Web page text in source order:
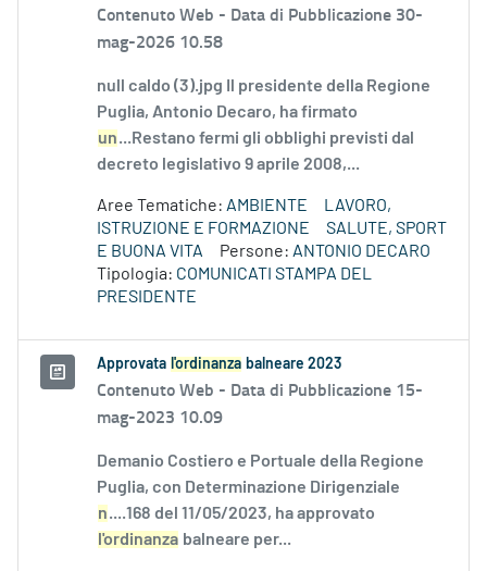
Contenuto Web - Data di Pubblicazione 30-
mag-2026 10.58
null caldo (3).jpg Il presidente della Regione
Puglia, Antonio Decaro, ha firmato
un...Restano fermi gli obblighi previsti dal
decreto legislativo 9 aprile 2008,...
Aree Tematiche: AMBIENTE
LAVORO,
ISTRUZIONE E FORMAZIONE
SALUTE, SPORT
E BUONA VITA
Persone: ANTONIO DECARO
Tipologia: COMUNICATI STAMPA DEL
PRESIDENTE
Approvata l'ordinanza balneare 2023
Contenuto Web - Data di Pubblicazione 15-
mag-2023 10.09
Demanio Costiero e Portuale della Regione
Puglia, con Determinazione Dirigenziale
n....168 del 11/05/2023, ha approvato
l'ordinanza balneare per...